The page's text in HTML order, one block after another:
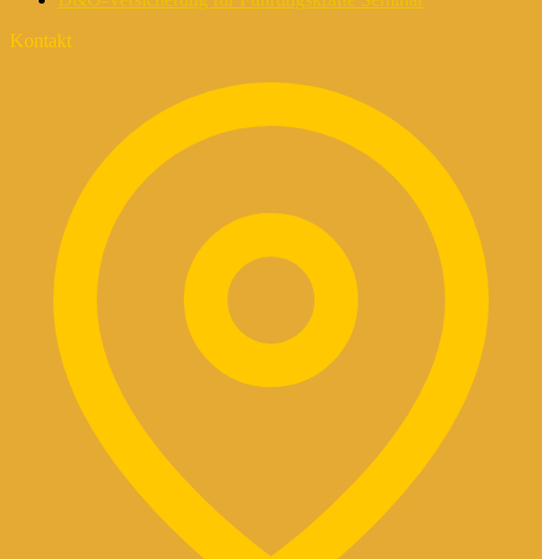
Kontakt